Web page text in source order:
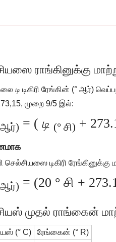
ராங்கினுக்கு
டி டிகிரி ரேங்கின் (° ஆர்)
முறை 9/5 இல்:
ஆர்) = ( டி (° சி) +
செல்சியஸை டிகிரி ரேங்கினுக்கு
ஆர்) = (20 ° சி +
முதல் ராங்கைன்
(° C)
ரேங்கைன் (° R)